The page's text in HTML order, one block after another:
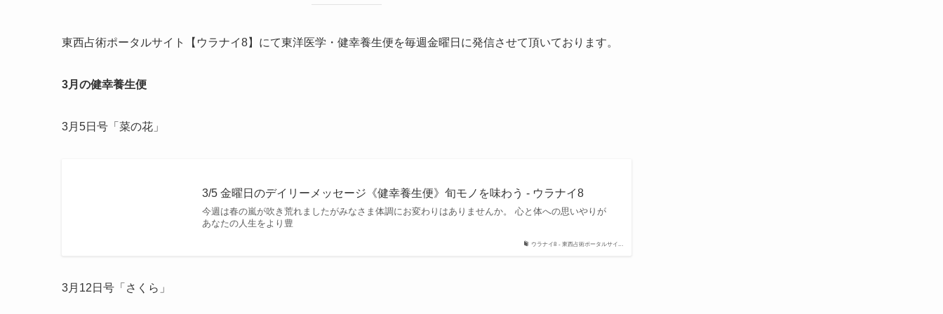
東西占術ポータルサイト【ウラナイ8】にて東洋医学・健幸養生便を毎週金曜日に発信させて頂いております。
3月の健幸養生便
3月5日号「菜の花」
ウラナイ8 - 東西占術ポータルサイ...
3/5 金曜日のデイリーメッセージ《健幸養生便》旬モノを味わう - ウラナイ8
今週は春の嵐が吹き荒れましたがみなさま体調にお変わりはありませんか。 心と体への思いやりが
あなたの人生をより豊
3月12日号「さくら」